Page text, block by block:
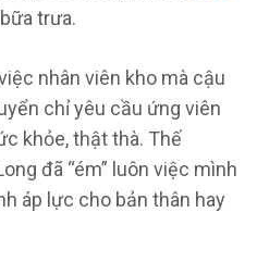
trưa.
nhân viên kho mà cậu
chỉ yêu cầu ứng viên
khỏe, thật thà. Thế
đã “ém” luôn việc mình
áp lực cho bản thân hay